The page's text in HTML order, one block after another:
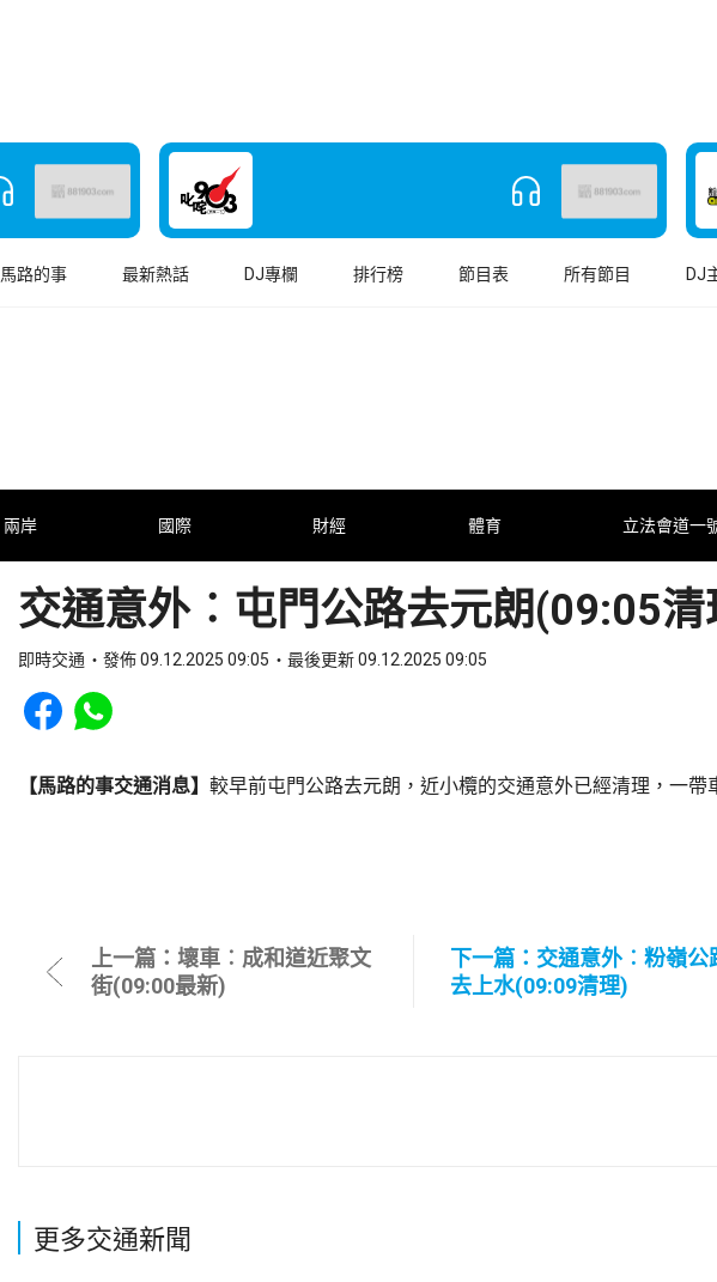
馬路的事 最新熱話 DJ專欄 排行榜 節目表 所有節目 DJ
兩岸 國際 財經 體育 立法會道一
交通意外︰屯門公路去元朗(09:05清
即時交通 發佈 09.12.2025 09:05 最後更新 09.12.2025 09:05
Share to Facebook
Share to WhatsApp
【馬路的事交通消息】 較早前屯門公路去元朗，近小欖的交通意外已經清理，一帶
上一篇：壞車︰成和道近聚文
街(09:00最新)
下一篇：交通意外︰粉嶺公
去上水(09:09清理)
更多交通新聞